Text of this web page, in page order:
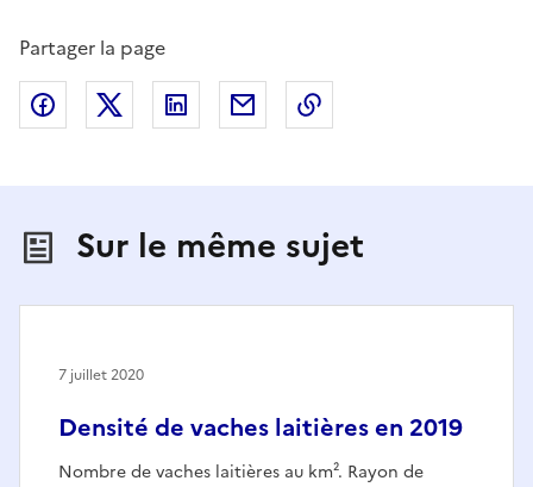
Partager la page
Partager sur Facebook
Partager sur X (anciennement Twitter)
Partager sur LinkedIn
Partager par email
Sur le même sujet
Densité de vaches laitières en 2019
Nombre de vaches laitières au km². Rayon de
7 juillet 2020